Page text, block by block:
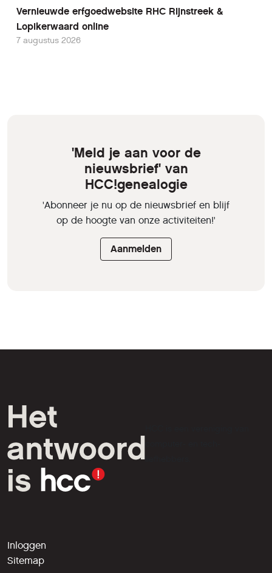
Vernieuwde erfgoedwebsite RHC Rijnstreek &
Lopikerwaard online
7 augustus 2026
'Meld je aan voor de
nieuwsbrief' van
HCC!genealogie
'Abonneer je nu op de nieuwsbrief en blijf
op de hoogte van onze activiteiten!'
Aanmelden
liefhebbers.
Inloggen
Sitemap